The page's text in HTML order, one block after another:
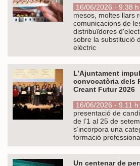
16/06/2026 - 9.38 h
mesos, moltes llars
comunicacions de
distribuïdores
sobre la substitució
elèctric
L’Ajuntament
convocatòria dels
Creant Futur 2026
16/06/2026 - 9.11 h
presentació de
de l’1 al 25 de
s’incorpora una
formació
Un centenar de